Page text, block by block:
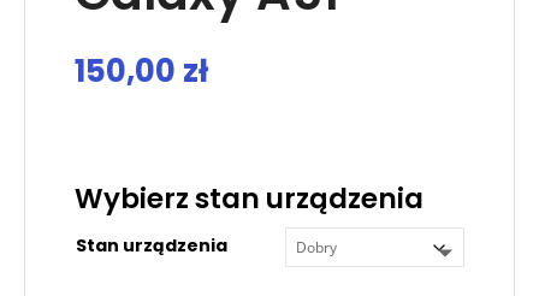
150,00 zł
Wybierz stan urządzenia
Stan urządzenia